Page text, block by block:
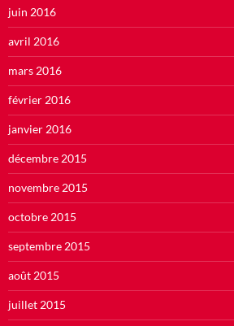
juin 2016
avril 2016
mars 2016
février 2016
janvier 2016
décembre 2015
novembre 2015
octobre 2015
septembre 2015
août 2015
juillet 2015